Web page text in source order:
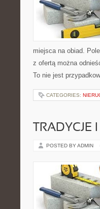
miejsca na obiad.
z ofertą można
To nie jest
CATEGORIES:
TRADYCJE
POSTED BY ADMIN